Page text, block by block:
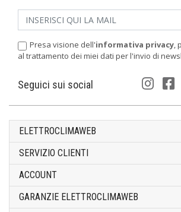
Presa visione dell'informativa privacy,
al trattamento dei miei dati per l'invio di
Seguici sui social
ELETTROCLIMAWEB
SERVIZIO CLIENTI
ACCOUNT
GARANZIE ELETTROCLIMAWEB